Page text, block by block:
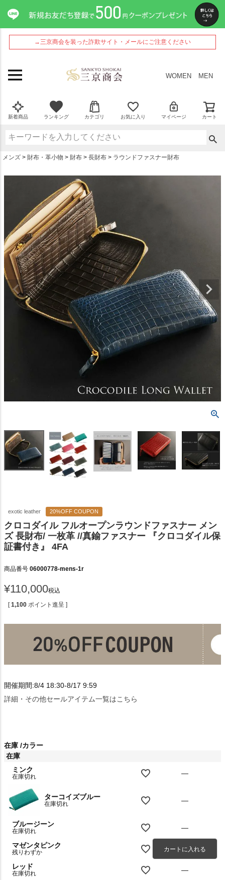
→三京商会を装った詐欺サイト・メールにご注意ください
WOMEN MEN
新着商品 ランキング カテゴリ お気に入り マイページ カート
メンズ 財布・革小物 財布 長財布 ラウンドファスナー財布
exotic leather 20%OFF COUPON
クロコダイル フルオープンラウンドファスナー メン
ズ 長財布/ 一枚革 //真鍮ファスナー 『クロコダイル保
証書付き』 4FA
商品番号 06000778-mens-1r
¥110,000税込
[ 1,100 ポイント進呈 ]
開催期間:8/4 18:30-8/17 9:59
詳細・その他セールアイテム一覧はこちら
在庫 カラー
在庫
ミンク
在庫切れ —
ターコイズブルー
在庫切れ —
ブルージーン
在庫切れ —
マゼンタピンク
残りわずか カートに入れる
レッド
在庫切れ
—
ペー
ジト
ップ
へ